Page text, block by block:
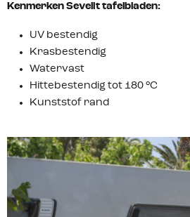
Kenmerken Sevelit tafelbladen:
UV bestendig
Krasbestendig
Watervast
Hittebestendig tot 180 °C
Kunststof rand